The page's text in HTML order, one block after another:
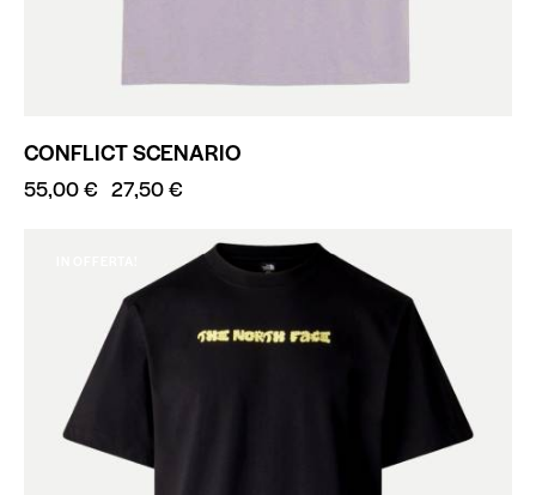
CONFLICT SCENARIO
55,00€ 27,50€